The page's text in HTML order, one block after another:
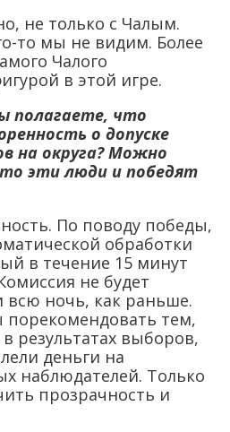
не только с Чалым.
то мы не видим. Более
Чалого
в этой игре.
полагаете, что
о допуске
на округа? Можно
эти люди и победят
По поводу победы,
обработки
в течение 15 минут
не будет
всю ночь, как раньше.
порекомендовать тем,
результатах выборов,
деньги на
наблюдателей. Только
прозрачность и